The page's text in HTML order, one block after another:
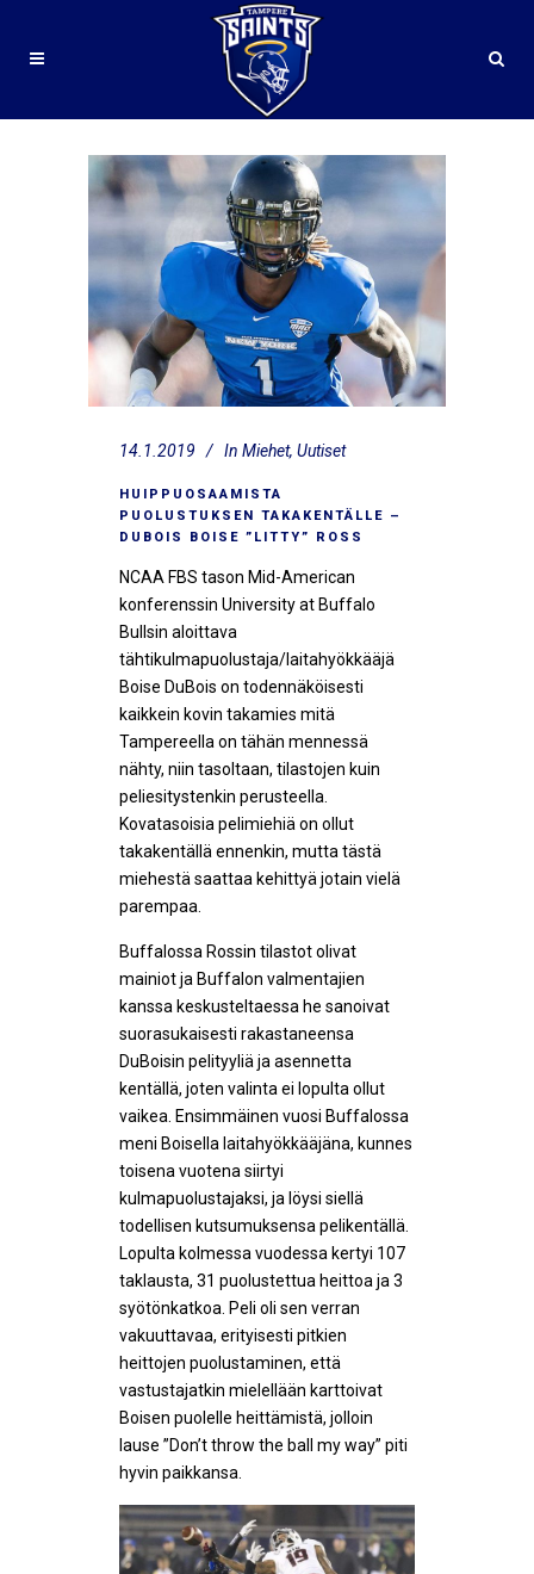
14.1.2019 In Miehet, Uutiset
HUIPPUOSAAMISTA
PUOLUSTUKSEN TAKAKENTÄLLE –
DUBOIS BOISE ”LITTY” ROSS
NCAA FBS tason Mid-American
konferenssin University at Buffalo
Bullsin aloittava
tähtikulmapuolustaja/laitahyökkääjä
Boise DuBois on todennäköisesti
kaikkein kovin takamies mitä
Tampereella on tähän mennessä
nähty, niin tasoltaan, tilastojen kuin
peliesitystenkin perusteella.
Kovatasoisia pelimiehiä on ollut
takakentällä ennenkin, mutta tästä
miehestä saattaa kehittyä jotain vielä
parempaa.
Buffalossa Rossin tilastot olivat
mainiot ja Buffalon valmentajien
kanssa keskusteltaessa he sanoivat
suorasukaisesti rakastaneensa
DuBoisin pelityyliä ja asennetta
kentällä, joten valinta ei lopulta ollut
vaikea. Ensimmäinen vuosi Buffalossa
meni Boisella laitahyökkääjäna, kunnes
toisena vuotena siirtyi
kulmapuolustajaksi, ja löysi siellä
todellisen kutsumuksensa pelikentällä.
Lopulta kolmessa vuodessa kertyi 107
taklausta, 31 puolustettua heittoa ja 3
syötönkatkoa. Peli oli sen verran
vakuuttavaa, erityisesti pitkien
heittojen puolustaminen, että
vastustajatkin mielellään karttoivat
Boisen puolelle heittämistä, jolloin
lause ”Don’t throw the ball my way” piti
hyvin paikkansa.